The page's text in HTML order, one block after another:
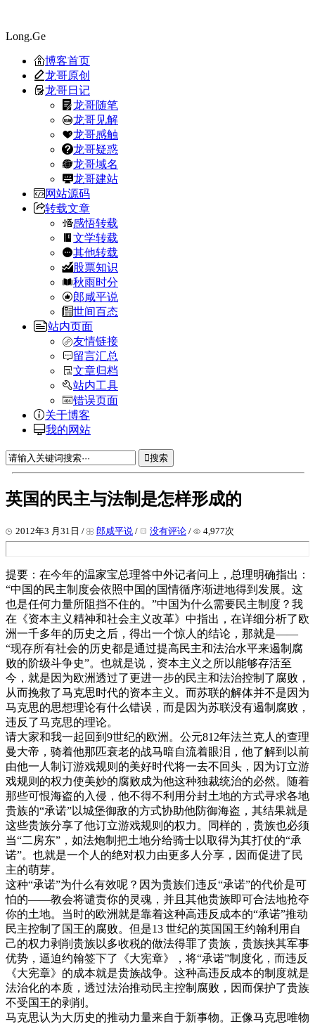
Long.Ge
博客首页
龙哥原创
龙哥日记
龙哥随笔
龙哥见解
龙哥感触
龙哥疑惑
龙哥域名
龙哥建站
网站源码
转载文章
感悟转载
文学转载
其他转载
股票知识
秋雨时分
郎咸平说
世间百态
站内页面
友情链接
留言汇总
文章归档
站内工具
错误页面
关于博客
我的网站
搜索
英国的民主与法制是怎样形成的
2012年3 月31日 / 郎咸平说 / 没有评论 / 4,977次
提要：在今年的温家宝总理答中外记者问上，总理明确指出：
“中国的民主制度会依照中国的国情循序渐进地得到发展。这
也是任何力量所阻挡不住的。”中国为什么需要民主制度？我
在《资本主义精神和社会主义改革》中指出，在详细分析了欧
洲一千多年的历史之后，得出一个惊人的结论，那就是——
“现存所有社会的历史都是通过提高民主和法治水平来遏制腐
败的阶级斗争史”。也就是说，资本主义之所以能够存活至
今，就是因为欧洲透过了更进一步的民主和法治控制了腐败，
从而挽救了马克思时代的资本主义。而苏联的解体并不是因为
马克思的思想理论有什么错误，而是因为苏联没有遏制腐败，
违反了马克思的理论。
请大家和我一起回到9世纪的欧洲。公元812年法兰克人的查理
曼大帝，骑着他那匹衰老的战马暗自流着眼泪，他了解到以前
由他一人制订游戏规则的美好时代将一去不回头，因为订立游
戏规则的权力使美妙的腐败成为他这种独裁统治的必然。随着
那些可恨海盗的入侵，他不得不利用分封土地的方式寻求各地
贵族的“承诺”以城堡御敌的方式协助他防御海盗，其结果就是
这些贵族分享了他订立游戏规则的权力。同样的，贵族也必须
当“二房东”，如法炮制把土地分给骑士以取得为其打仗的“承
诺”。也就是一个人的绝对权力由更多人分享，因而促进了民
主的萌芽。
这种“承诺”为什么有效呢？因为贵族们违反“承诺”的代价是可
怕的——教会将谴责你的灵魂，并且其他贵族即可合法地抢夺
你的土地。当时的欧洲就是靠着这种高违反成本的“承诺”推动
民主控制了国王的腐败。但是13 世纪的英国国王约翰利用自
己的权力剥削贵族以多收税的做法得罪了贵族，贵族挟其军事
优势，逼迫约翰签下了《大宪章》，将“承诺”制度化，而违反
《大宪章》的成本就是贵族战争。这种高违反成本的制度就是
法治化的本质，透过法治推动民主控制腐败，因而保护了贵族
不受国王的剥削。
马克思认为大历史的推动力量来自于新事物。正像马克思唯物